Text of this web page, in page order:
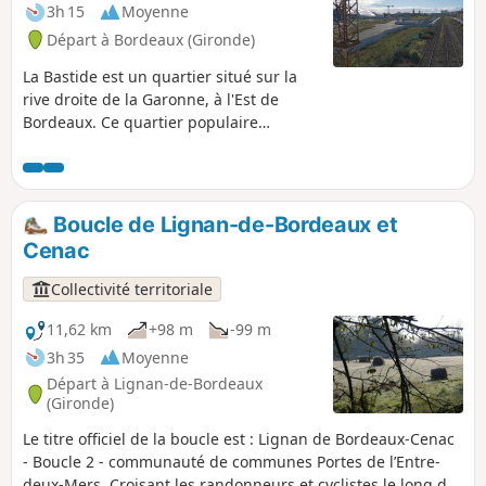
chantiers sont loin d'être terminés. Il est
possible de faire ce circuit en vélo en
faisant attention.
3h 15
Moyenne
Départ à Bordeaux (Gironde)
La Bastide est un quartier situé sur la
rive droite de la Garonne, à l'Est de
Bordeaux. Ce quartier populaire
reconversion des friches industrielles,
projets immobiliers multiples, nouvelles
rues... L'itinéraire proposé est
susceptible d'évoluer rapidement...Cette
randonnée a comme objectif de relier
tous les espaces verts de plus d'un
hectare de ce quartier en évitant au
maximum la circulation automobile en
proposant aussi les plus belles vues de
Bordeaux vue des quais. Deux
raccourcis sont proposés pour écourter
la balade.Je propose de démarrer la
randonnée sur les quais rive gauche,
mais il est tout à fait possible de
Boucle de Lignan-de-Bordeaux et
Cenac
Collectivité territoriale
11,62 km
+98 m
-99 m
3h 35
Moyenne
Départ à Lignan-de-Bordeaux
(Gironde)
Le titre officiel de la boucle est : Lignan de Bordeaux-Cenac
- Boucle 2 - communauté de communes Portes de l’Entre-